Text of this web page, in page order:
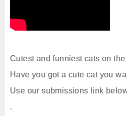
Cutest and funniest cats on
Have you got a cute cat you
Use our submissions link
.